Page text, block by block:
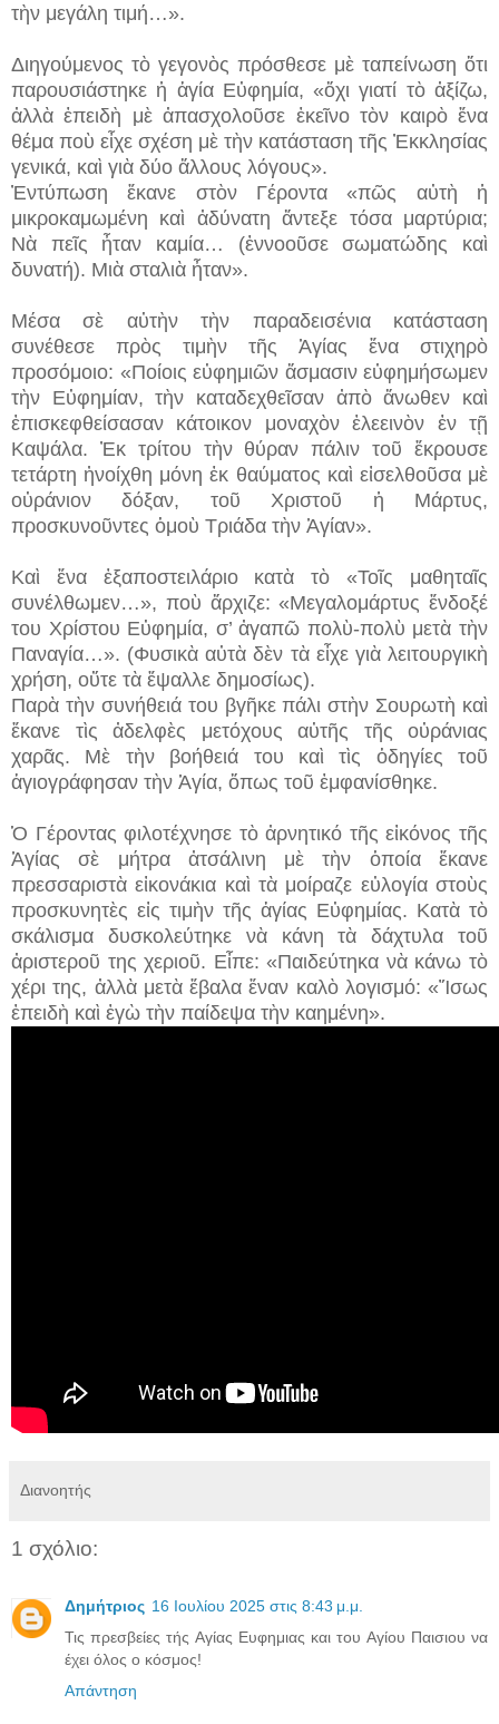
τὴν μεγάλη τιμή…».
Διηγούμενος τὸ γεγονὸς πρόσθεσε μὲ ταπείνωση ὅτι
παρουσιάστηκε ἡ ἁγία Εὐφημία, «ὄχι γιατί τὸ ἀξίζω,
ἀλλὰ ἐπειδὴ μὲ ἀπασχολοῦσε ἐκεῖνο τὸν καιρὸ ἕνα
θέμα ποὺ εἶχε σχέση μὲ τὴν κατάσταση τῆς Ἐκκλησίας
γενικά, καὶ γιὰ δύο ἄλλους λόγους».
Ἐντύπωση ἔκανε στὸν Γέροντα «πῶς αὐτὴ ἡ
μικροκαμωμένη καὶ ἀδύνατη ἄντεξε τόσα μαρτύρια;
Νὰ πεῖς ἦταν καμία… (ἐννοοῦσε σωματώδης καὶ
δυνατή). Μιὰ σταλιὰ ἦταν».
Μέσα σὲ αὐτὴν τὴν παραδεισένια κατάσταση
συνέθεσε πρὸς τιμὴν τῆς Ἁγίας ἕνα στιχηρὸ
προσόμοιο: «Ποίοις εὐφημιῶν ἄσμασιν εὐφημήσωμεν
τὴν Εὐφημίαν, τὴν καταδεχθεῖσαν ἀπὸ ἄνωθεν καὶ
ἐπισκεφθείσασαν κάτοικον μοναχὸν ἐλεεινὸν ἐν τῇ
Καψάλα. Ἐκ τρίτου τὴν θύραν πάλιν τοῦ ἔκρουσε
τετάρτη ἠνοίχθη μόνη ἐκ θαύματος καὶ εἰσελθοῦσα μὲ
οὐράνιον δόξαν, τοῦ Χριστοῦ ἡ Μάρτυς,
προσκυνοῦντες ὁμοὺ Τριάδα τὴν Ἁγίαν».
Καὶ ἕνα ἐξαποστειλάριο κατὰ τὸ «Τοῖς μαθηταῖς
συνέλθωμεν…», ποὺ ἄρχιζε: «Μεγαλομάρτυς ἔνδοξέ
του Χρίστου Εὐφημία, σ’ ἀγαπῶ πολὺ-πολὺ μετὰ τὴν
Παναγία…». (Φυσικὰ αὐτὰ δὲν τὰ εἶχε γιὰ λειτουργικὴ
χρήση, οὔτε τὰ ἔψαλλε δημοσίως).
Παρὰ τὴν συνήθειά του βγῆκε πάλι στὴν Σουρωτὴ καὶ
ἔκανε τὶς ἀδελφὲς μετόχους αὐτῆς τῆς οὐράνιας
χαρᾶς. Μὲ τὴν βοήθειά του καὶ τὶς ὁδηγίες τοῦ
ἁγιογράφησαν τὴν Ἁγία, ὅπως τοῦ ἐμφανίσθηκε.
Ὁ Γέροντας φιλοτέχνησε τὸ ἀρνητικό τῆς εἰκόνος τῆς
Ἁγίας σὲ μήτρα ἀτσάλινη μὲ τὴν ὁποία ἔκανε
πρεσσαριστὰ εἰκονάκια καὶ τὰ μοίραζε εὐλογία στοὺς
προσκυνητὲς εἰς τιμὴν τῆς ἁγίας Εὐφημίας. Κατὰ τὸ
σκάλισμα δυσκολεύτηκε νὰ κάνη τὰ δάχτυλα τοῦ
ἀριστεροῦ της χεριοῦ. Εἶπε: «Παιδεύτηκα νὰ κάνω τὸ
χέρι της, ἀλλὰ μετὰ ἔβαλα ἕναν καλὸ λογισμό: «Ἴσως
ἐπειδὴ καὶ ἐγὼ τὴν παίδεψα τὴν καημένη».
Διανοητής
1 σχόλιο:
Δημήτριος 16 Ιουλίου 2025 στις 8:43 μ.μ.
Τις πρεσβείες τής Αγίας Ευφημιας και του Αγίου Παισιου να
έχει όλος ο κόσμος!
Απάντηση